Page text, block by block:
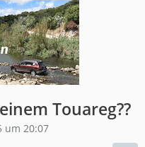
Touareg??
um 20:07